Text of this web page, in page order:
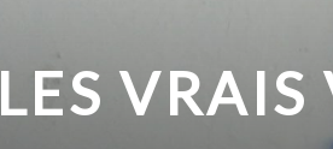
LES VRAIS